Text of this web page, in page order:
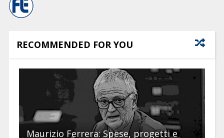
RECOMMENDED FOR YOU
Maurizio Ferrera: Spese, progetti e